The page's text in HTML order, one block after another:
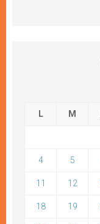
L M
4 5
11 12
18 19